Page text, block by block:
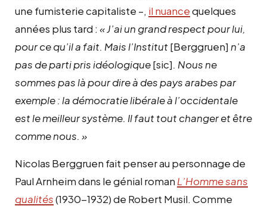
une fumisterie capitaliste –, il nuancequelques
années plus tard : « J’ai un grand respect pour lui,
pour ce qu’il a fait. Mais l’Institut [Berggruen] n’a
pas de parti pris idéologique[sic]. Nous ne
sommes pas là pour dire à des pays arabes par
exemple : la démocratie libérale à l’occidentale
est le meilleur système. Il faut tout changer et être
comme nous. »
Nicolas Berggruen fait penser au personnage de
Paul Arnheim dans le génial roman L’Homme sans
qualités(1930-1932) de Robert Musil. Comme